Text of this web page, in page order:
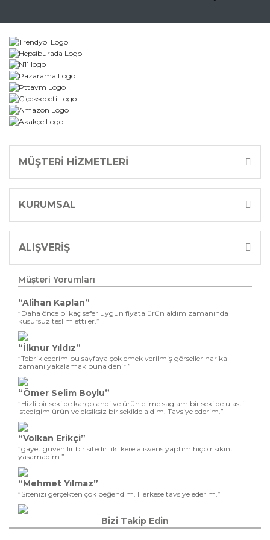
MÜŞTERİ HİZMETLERİ
KURUMSAL
ALIŞVERİŞ
Müşteri Yorumları
“Alihan Kaplan”
“Daha önce bi kaç sefer uygun fiyata ürün aldım zamanında
kusursuz teslim ettiler.”
“İlknur Yıldız”
“Tebrik ederim bu sayfaya çok emek verilmiş görseller harika
zamanı yakalamak buna denir ”
“Ömer Selim Boylu”
“Hizli bir sekilde kargolandi ve ürün elime saglam bir sekilde ulasti.
Istedigim ürün ve eksiksiz bir sekilde aldim. Tavsiye ederim.”
“Volkan Erikçi”
“gayet güvenilir bir sitedir. iki kere alisveris yaptim hiçbir sikinti
yasamadim.”
“Mehmet Yılmaz”
“Sitenizi gerçekten çok beğendim. Herkese tavsiye ederim.”
Bizi Takip Edin